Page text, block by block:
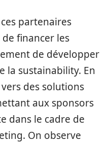
partenaires
financer les
de développer
la sustainability. En
des solutions
aux sponsors
dans le cadre de
On observe